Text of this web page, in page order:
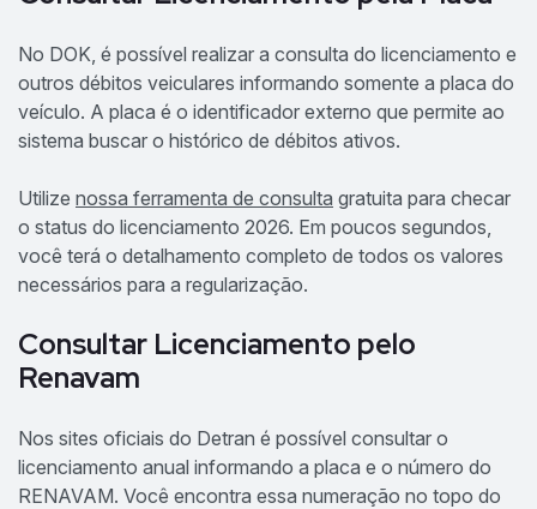
No DOK, é possível realizar a consulta do licenciamento e
outros débitos veiculares informando somente a placa do
veículo. A placa é o identificador externo que permite ao
sistema buscar o histórico de débitos ativos.
Utilize nossa ferramenta de consulta gratuita para checar
o status do licenciamento 2026. Em poucos segundos,
você terá o detalhamento completo de todos os valores
necessários para a regularização.
Consultar Licenciamento pelo
Renavam
Nos sites oficiais do Detran é possível consultar o
licenciamento anual informando a placa e o número do
RENAVAM. Você encontra essa numeração no topo do